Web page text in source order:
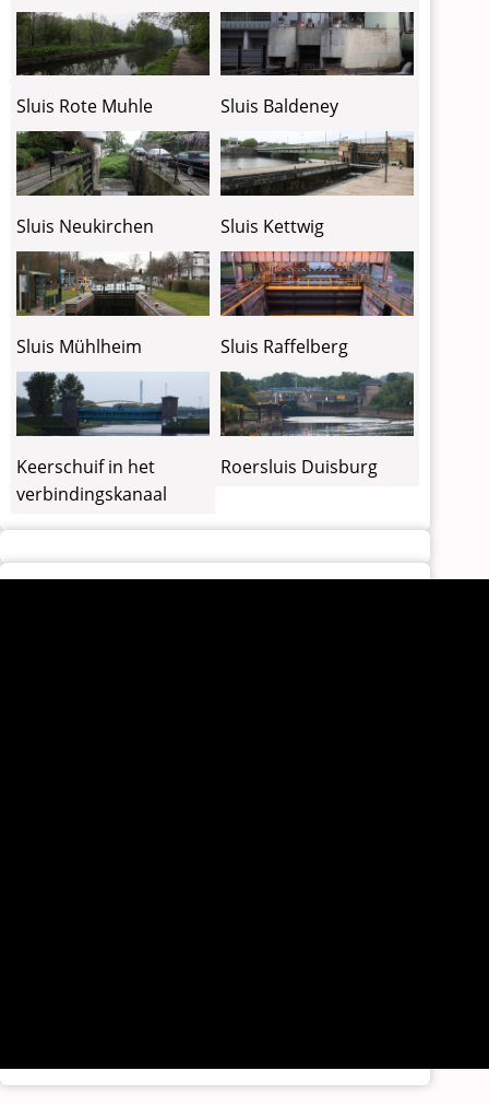
Sluis Rote Muhle Sluis Baldeney
Sluis Neukirchen Sluis Kettwig
Sluis Mühlheim Sluis Raffelberg
Keerschuif in het
verbindingskanaal
Roersluis Duisburg